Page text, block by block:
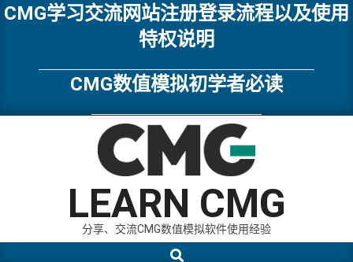
Skip
CMG学习交流网站注册登录流程以及使用
特权说明
CMG数值模拟初学者必读
LEARN CMG
分享、交流CMG数值模拟软件使用经验
Search